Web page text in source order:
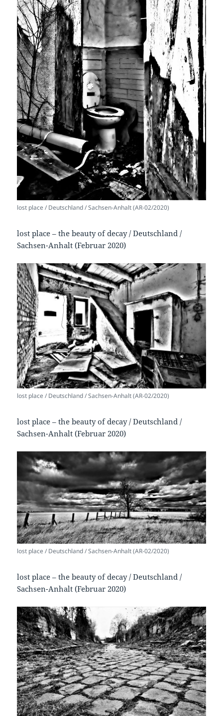
lost place / Deutschland / Sachsen-Anhalt (AR-02/2020)
lost place – the beauty of decay / Deutschland /
Sachsen-Anhalt (Februar 2020)
lost place / Deutschland / Sachsen-Anhalt (AR-02/2020)
lost place – the beauty of decay / Deutschland /
Sachsen-Anhalt (Februar 2020)
lost place / Deutschland / Sachsen-Anhalt (AR-02/2020)
lost place – the beauty of decay / Deutschland /
Sachsen-Anhalt (Februar 2020)